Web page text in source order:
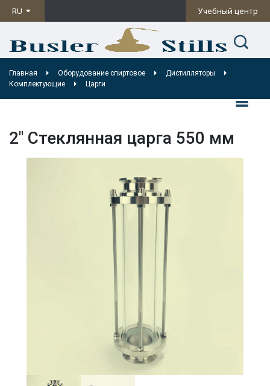
RU Учебный центр
Главная Оборудование спиртовое
Дистилляторы
Комплектующие
Царги
2″ Стеклянная царга 550 мм